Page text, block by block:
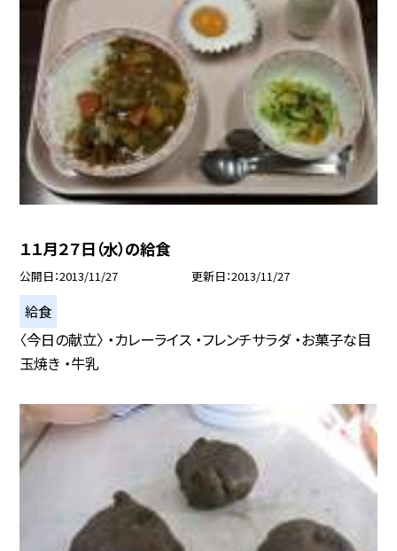
１１月２７日（水）の給食
公開日 2013/11/27 更新日 2013/11/27
給食
〈今日の献立〉 ・カレーライス ・フレンチサラダ ・お菓子な目
玉焼き ・牛乳